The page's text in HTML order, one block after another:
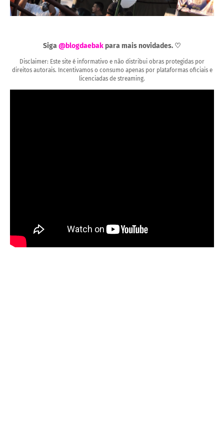
Siga @blogdaebak para mais novidades. ♡
Disclaimer: Este site é informativo e não distribui obras protegidas por
direitos autorais. Incentivamos o consumo apenas por plataformas oficiais e
licenciadas de streaming.